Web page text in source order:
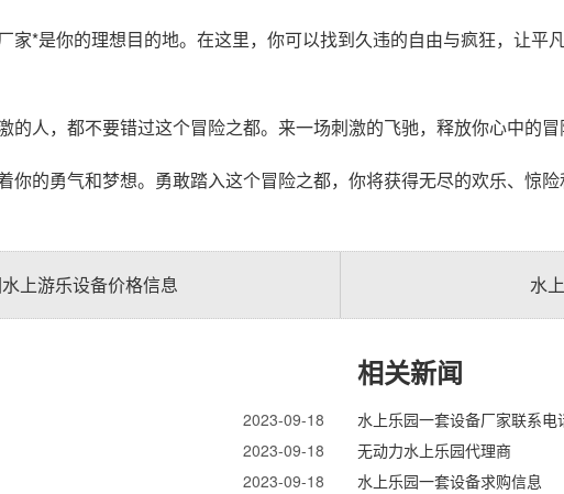
家*是你的理想目的地。在这里，你可以找到久违的自由与疯狂，让平
人，都不要错过这个冒险之都。来一场刺激的飞驰，释放你心中的
你的勇气和梦想。勇敢踏入这个冒险之都，你将获得无尽的欢乐、惊
上游乐设备价格信息 水
2023-09-18
2023-09-18
2023-09-18
相关新闻
水上乐园一套设备厂家联系电
无动力水上乐园代理商
水上乐园一套设备求购信息